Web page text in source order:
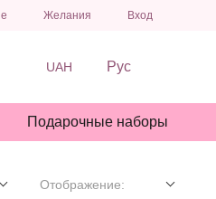
Желания Вход
UAH Рус
Подарочные наборы
Отображение: